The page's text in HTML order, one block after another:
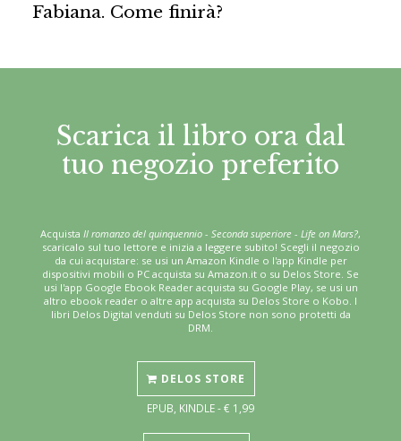
Fabiana. Come finirà?
Scarica il libro ora dal
tuo negozio preferito
Acquista Il romanzo del quinquennio - Seconda superiore - Life on Mars?,
scaricalo sul tuo lettore e inizia a leggere subito! Scegli il negozio
da cui acquistare: se usi un Amazon Kindle o l'app Kindle per
dispositivi mobili o PC acquista su Amazon.it o su Delos Store. Se
usi l'app Google Ebook Reader acquista su Google Play, se usi un
altro ebook reader o altre app acquista su Delos Store o Kobo. I
libri Delos Digital venduti su Delos Store non sono protetti da
DRM.
DELOS STORE
EPUB, KINDLE - € 1,99